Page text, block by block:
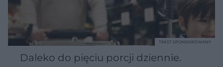
Daleko do pięciu porcji dziennie.
TEKST SPONSOROWANY